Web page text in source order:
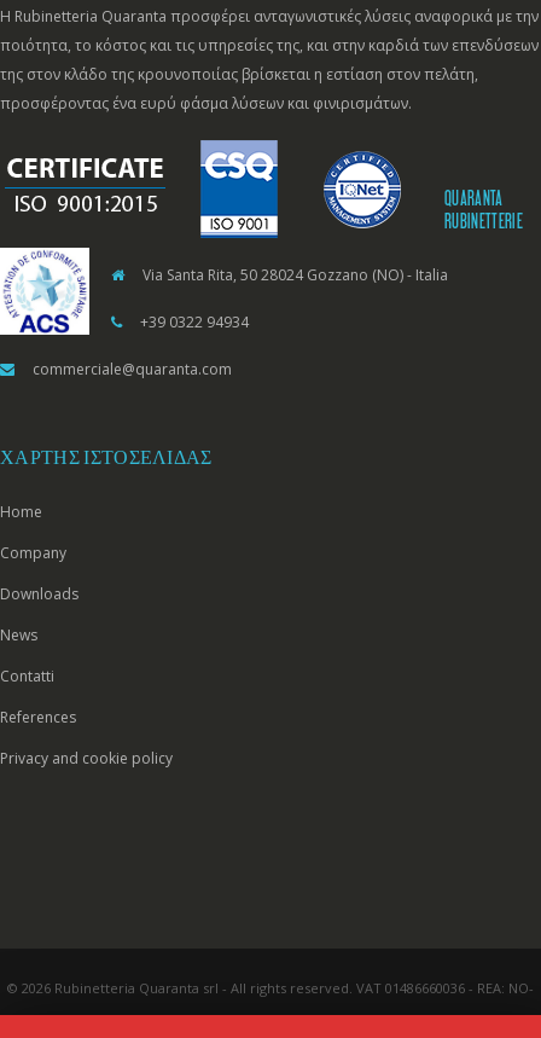
Η Rubinetteria Quaranta προσφέρει ανταγωνιστικές λύσεις αναφορικά με την
ποιότητα, το κόστος και τις υπηρεσίες της, και στην καρδιά των επενδύσεων
της στον κλάδο της κρουνοποιίας βρίσκεται η εστίαση στον πελάτη,
προσφέροντας ένα ευρύ φάσμα λύσεων και φινιρισμάτων.
QUARANTA
RUBINETTERIE
Via Santa Rita, 50 28024 Gozzano (NO) - Italia
+39 0322 94934
commerciale@quaranta.com
ΧΆΡΤΗΣ ΙΣΤΟΣΕΛΊΔΑΣ
Home
Company
Downloads
News
Contatti
References
Privacy and cookie policy
© 2026 Rubinetteria Quaranta srl - All rights reserved. VAT 01486660036 - REA: NO-